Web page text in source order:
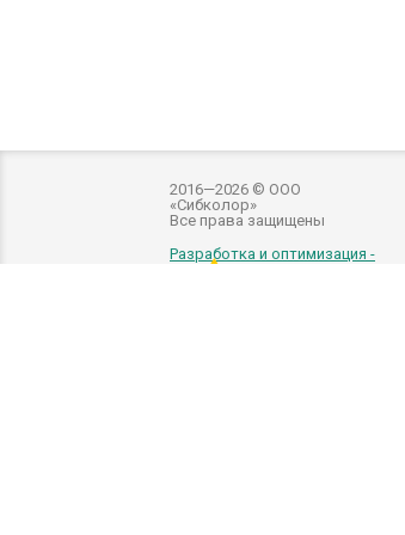
2016—2026 © ООО
«Сибколор»
Все права защищены
Разработка и оптимизация -